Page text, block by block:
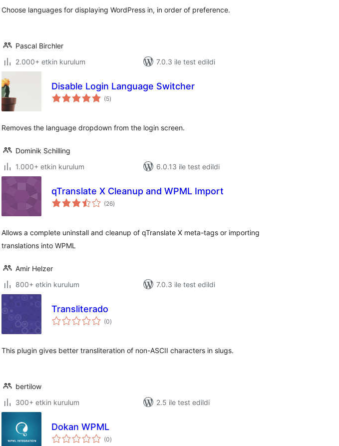
Choose languages for displaying WordPress in, in order of preference.
Pascal Birchler
2.000+ etkin kurulum
7.0.3 ile test edildi
Disable Login Language Switcher
(5toplam
puan
)
Removes the language dropdown from the login screen.
Dominik Schilling
1.000+ etkin kurulum
6.0.13 ile test edildi
qTranslate X Cleanup and WPML Import
(26toplam
puan
)
Allows a complete uninstall and cleanup of qTranslate X meta-tags or importing
translations into WPML
Amir Helzer
800+ etkin kurulum
7.0.3 ile test edildi
Transliterado
(0toplam
puan
)
This plugin gives better transliteration of non-ASCII characters in slugs.
bertilow
300+ etkin kurulum
2.5 ile test edildi
Dokan WPML
(0toplam
puan
)